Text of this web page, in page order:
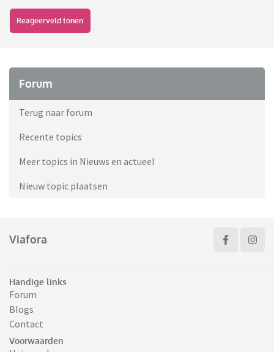
Reageerveld tonen
Forum
Terug naar forum
Recente topics
Meer topics in Nieuws en actueel
Nieuw topic plaatsen
Viafora
Handige links
Forum
Blogs
Contact
Voorwaarden